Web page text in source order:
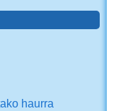
haurra